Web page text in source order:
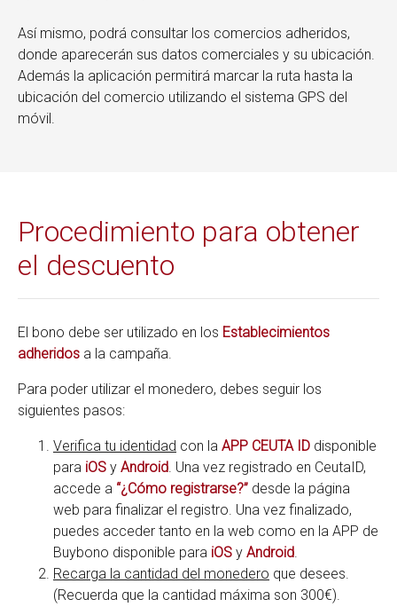
Así mismo, podrá consultar los comercios adheridos,
donde aparecerán sus datos comerciales y su ubicación.
Además la aplicación permitirá marcar la ruta hasta la
ubicación del comercio utilizando el sistema GPS del
móvil.
Procedimiento para obtener
el descuento
El bono debe ser utilizado en los Establecimientos
adheridos a la campaña.
Para poder utilizar el monedero, debes seguir los
siguientes pasos:
Verifica tu identidad con la APP CEUTA ID disponible
para iOS y Android. Una vez registrado en CeutaID,
accede a “¿Cómo registrarse?” desde la página
web para finalizar el registro. Una vez finalizado,
puedes acceder tanto en la web como en la APP de
Buybono disponible para iOS y Android.
Recarga la cantidad del monedero que desees.
(Recuerda que la cantidad máxima son 300€).